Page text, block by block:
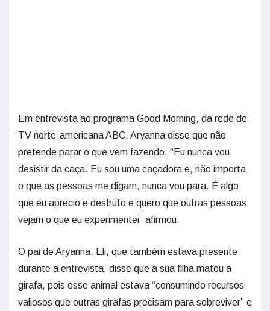
Em entrevista ao programa Good Morning, da rede de
TV norte-americana ABC, Aryanna disse que não
pretende parar o que vem fazendo. “Eu nunca vou
desistir da caça. Eu sou uma caçadora e, não importa
o que as pessoas me digam, nunca vou para. É algo
que eu aprecio e desfruto e quero que outras pessoas
vejam o que eu experimentei” afirmou.
O pai de Aryanna, Eli, que também estava presente
durante a entrevista, disse que a sua filha matou a
girafa, pois esse animal estava “consumindo recursos
valiosos que outras girafas precisam para sobreviver” e